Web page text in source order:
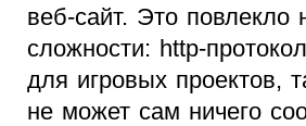
веб-сайт. Это повлекло
сложности: http-
для игровых проектов,
не может сам ничего